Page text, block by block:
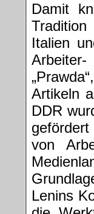
Damit
Italien
Artikeln
DDR
von
Lenins